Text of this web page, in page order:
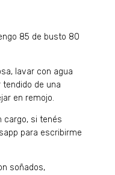
85 de busto 80
lavar con agua
de una
en remojo.
cargo, si tenés
para escribirme
soñados,